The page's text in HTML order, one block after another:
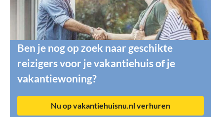
Ben je nog op zoek naar geschikte
reizigers voor je vakantiehuis of je
vakantiewoning?
Nu op vakantiehuisnu.nl verhuren